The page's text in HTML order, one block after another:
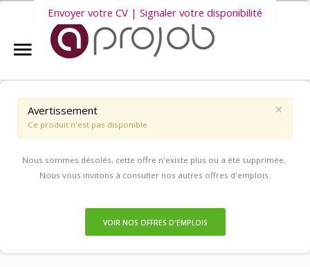
Accueil
Aprojob ?
Entreprises
Offres d'emploi
Envoyer votre CV | Signaler votre disponibilité
×
Avertissement
Ce produit n'est pas disponible
Nous sommes désolés, cette offre n'existe plus ou a été supprimée.
Nous vous invitons à consulter nos autres offres d'emplois.
VOIR NOS OFFRES D'EMPLOIS